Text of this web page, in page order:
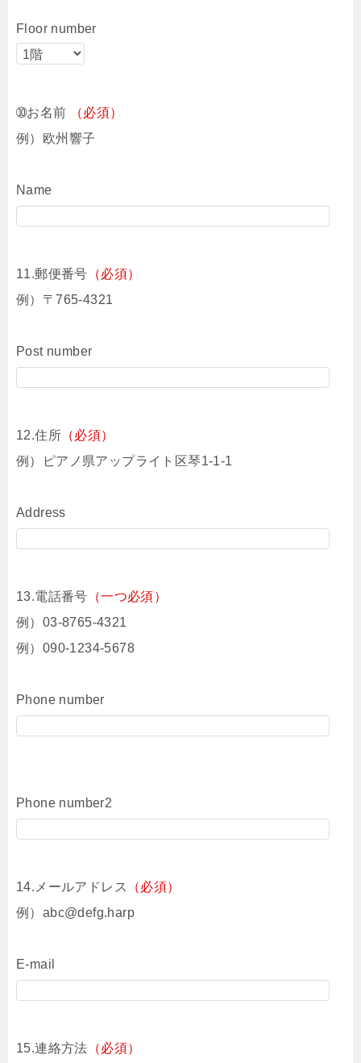
Floor number
➉お名前
（必須）
例）欧州響子
Name
11.郵便番号 （必須）
例）〒765-4321
Post number
12.住所 （必須）
例）ピアノ県アップライト区琴1-1-1
Address
13.電話番号 （一つ必須）
例）03-8765-4321
例）090-1234-5678
Phone number
Phone number2
14.メールアドレス
（必須）
例）abc@defg.harp
E-mail
15.連絡方法 （必須）